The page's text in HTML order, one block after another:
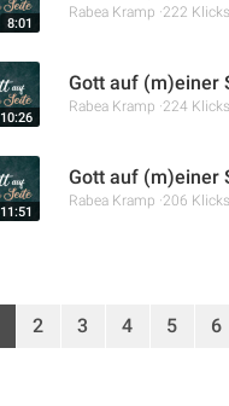
8:01
Rabea Kramp 222 Klicks
10:26
Gott auf (m)einer
Rabea Kramp 224 Klicks
11:51
Gott auf (m)einer
Rabea Kramp 206 Klicks
2 3 4 5 6